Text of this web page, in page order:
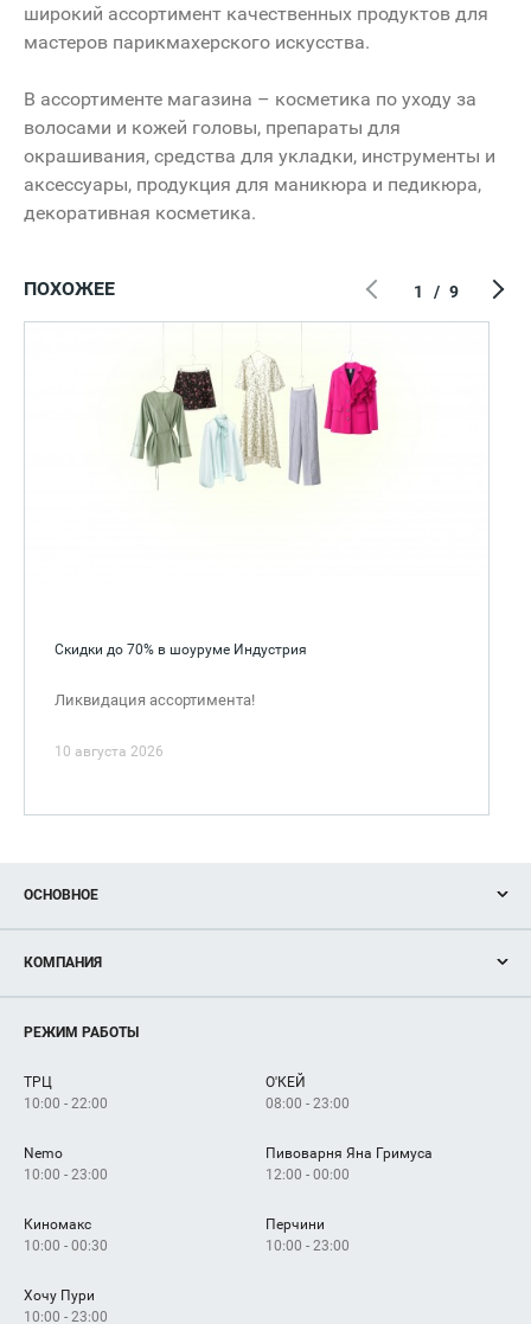
широкий ассортимент качественных продуктов для
мастеров парикмахерского искусства.
В ассортименте магазина – косметика по уходу за
волосами и кожей головы, препараты для
окрашивания, средства для укладки, инструменты и
аксессуары, продукция для маникюра и педикюра,
декоративная косметика.
ПОХОЖЕЕ
Скидки до 70% в шоуруме Индустрия
Ликвидация ассортимента!
10 августа 2026
1 / 9
ОСНОВНОЕ
Новости
Магазины
Услуги
КОМПАНИЯ
Рекламодателям
Как добраться
РЕЖИМ РАБОТЫ
ТРЦ
10:00 - 22:00
О'КЕЙ
08:00 - 23:00
Nemo
10:00 - 23:00
Пивоварня Яна Гримуса
12:00 - 00:00
Киномакс
10:00 - 00:30
Перчини
10:00 - 23:00
Хочу Пури
10:00 - 23:00